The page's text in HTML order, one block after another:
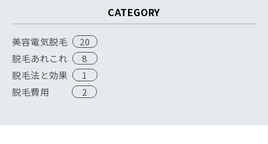
CATEGORY
美容電気脱毛
20
脱毛あれこれ
8
脱毛法と効果
1
脱毛費用
2